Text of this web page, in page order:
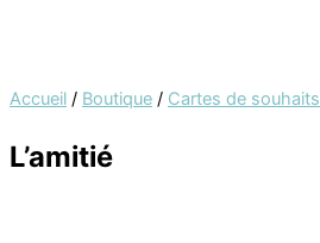
Accueil / Boutique / Cartes de souhaits
L’amitié